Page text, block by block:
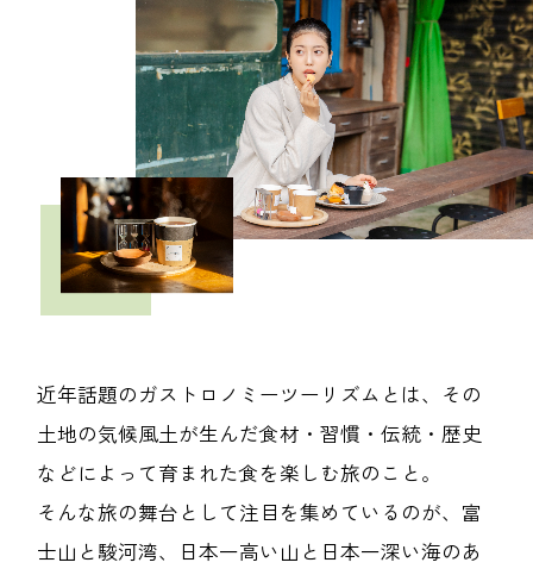
近年話題のガストロノミーツーリズムとは、その
土地の気候風土が生んだ食材・習慣・伝統・歴史
などによって育まれた食を楽しむ旅のこと。
そんな旅の舞台として注目を集めているのが、富
士山と駿河湾、日本一高い山と日本一深い海のあ